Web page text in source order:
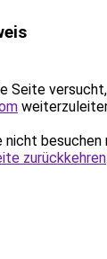
Seite
nicht
zurückkehren.